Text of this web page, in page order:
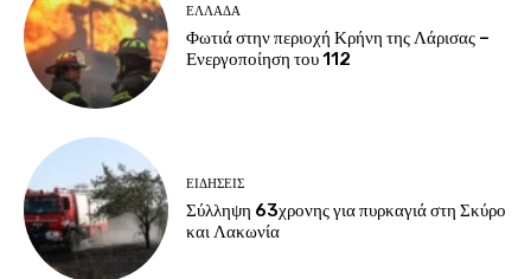
ΕΛΛΑΔΑ
Φωτιά στην περιοχή Κρήνη της Λάρισας –
Ενεργοποίηση του 112
ΕΙΔΗΣΕΙΣ
Σύλληψη 63χρονης για πυρκαγιά στη Σκύρο
και Λακωνία